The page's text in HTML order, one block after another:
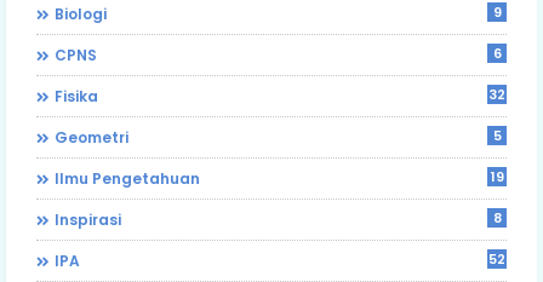
Biologi 9
CPNS 6
Fisika 32
Geometri 5
Ilmu Pengetahuan 19
Inspirasi 8
IPA 52